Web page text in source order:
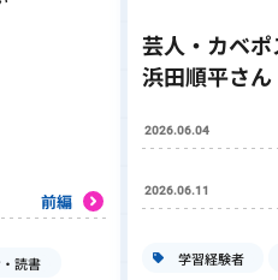
前編
読書
芸人・カベ
浜田順平さん
2026.06.04
2026.06.11
学習経験者